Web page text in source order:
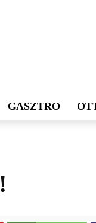
GASZTRO